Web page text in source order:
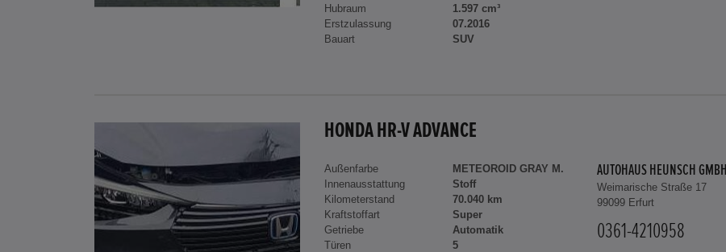
Hubraum
1.597 cm³
Erstzulassung
07.2016
Bauart
SUV
HONDA HR-V ADVANCE
Außenfarbe
METEOROID GRAY M.
Innenausstattung
Stoff
Kilometerstand
70.040 km
Kraftstoffart
Super
Getriebe
Automatik
Türen
5
AUTOHAUS HEUNSCH GMBH
Weimarische Straße 17
99099 Erfurt
0361-4210958